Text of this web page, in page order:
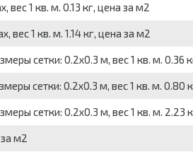
вес 1 кв. м. 0.13 кг, цена за м2
вес 1 кв. м. 1.14 кг, цена за м2
сетки: 0.2x0.3 м, вес 1 кв. м. 0.36
сетки: 0.2x0.3 м, вес 1 кв. м. 0.80
сетки: 0.2x0.3 м, вес 1 кв. м. 2.23
м2